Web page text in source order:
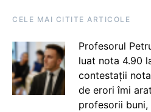
CELE MAI CITITE ARTICOLE
Profesorul
luat nota 4.90
contestații
de erori îmi
profesorii buni,